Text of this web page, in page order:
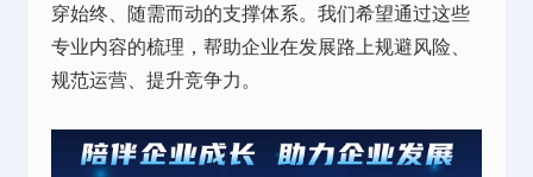
穿始终、随需而动的支撑体系。我们希望通过这些
专业内容的梳理，帮助企业在发展路上规避风险、
规范运营、提升竞争力。